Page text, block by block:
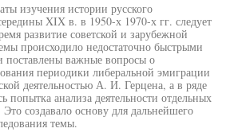
изучения истории русского
XIX в. в 1950-х 1970-х гг. следует
развитие советской и зарубежной
происходило недостаточно быстрыми
важные вопросы о
периодики либеральной эмиграции
деятельностью А. И. Герцена, а в ряде
попытка анализа деятельности отдельных
создавало основу для дальнейшего
темы.